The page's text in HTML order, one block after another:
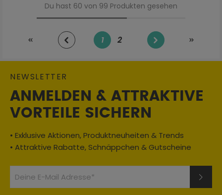
Du hast 60 von 99 Produkten gesehen
Seite
1 Seite
2
NEWSLETTER
ANMELDEN & ATTRAKTIVE
VORTEILE SICHERN
• Exklusive Aktionen, Produktneuheiten & Trends
• Attraktive Rabatte, Schnäppchen & Gutscheine